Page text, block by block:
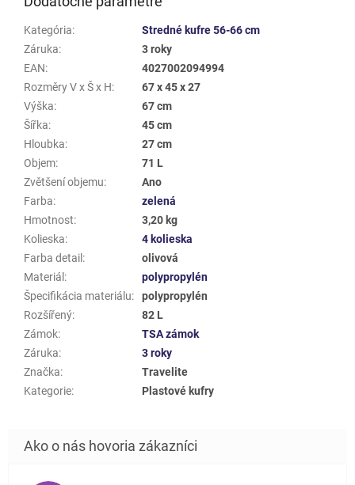
Kategória:
Stredné kufre 56-66 cm
Záruka:
3 roky
EAN:
4027002094994
Rozměry V x Š x H:
67 x 45 x 27
Výška:
67 cm
Šířka:
45 cm
Hloubka:
27 cm
Objem:
71 L
Zvětšení objemu:
Ano
Farba:
zelená
Hmotnost:
3,20 kg
Kolieska:
4 kolieska
Farba detail :
olivová
Materiál :
polypropylén
Špecifikácia materiálu:
polypropylén
Rozšířený:
82 L
Zámok:
TSA zámok
Záruka:
3 roky
Značka:
Travelite
Kategorie: Plastové kufry